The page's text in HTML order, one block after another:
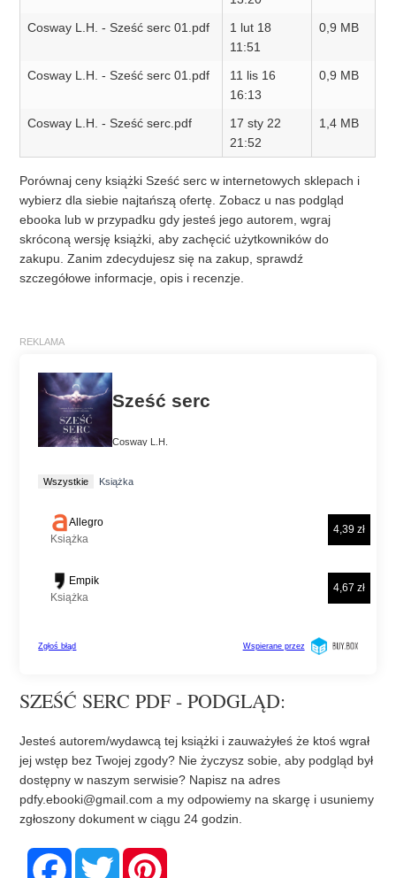
Cosway L.H. - Sześć serc 01.pdf
1 lut 18
11:51
0,9 MB
Cosway L.H. - Sześć serc 01.pdf
11 lis 16
16:13
0,9 MB
Cosway L.H. - Sześć serc.pdf
17 sty 22
21:52
1,4 MB
Porównaj ceny książki Sześć serc w internetowych sklepach i
wybierz dla siebie najtańszą ofertę. Zobacz u nas podgląd
ebooka lub w przypadku gdy jesteś jego autorem, wgraj
skróconą wersję książki, aby zachęcić użytkowników do
zakupu. Zanim zdecydujesz się na zakup, sprawdź
szczegółowe informacje, opis i recenzje.
SZEŚĆ SERC PDF - PODGLĄD:
Jesteś autorem/wydawcą tej książki i zauważyłeś że ktoś wgrał
jej wstęp bez Twojej zgody? Nie życzysz sobie, aby podgląd był
dostępny w naszym serwisie? Napisz na adres
pdfy.ebooki@gmail.com a my odpowiemy na skargę i usuniemy
zgłoszony dokument w ciągu 24 godzin.
F
T
w